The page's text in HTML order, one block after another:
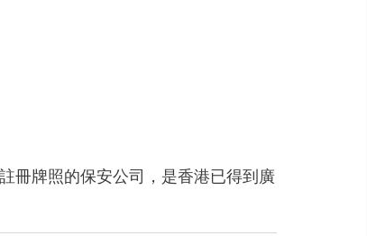
冊牌照的保安公司，是香港已得到廣